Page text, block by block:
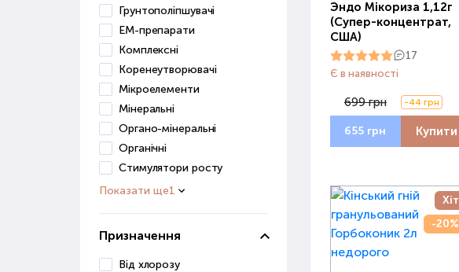
Грунтополіпшувачі
ЕМ-препарати
Комплексні
Коренеутворювачі
Мікроелементи
Мінеральні
Органо-мінеральні
Органічні
Стимулятори росту
Показати ще1
Призначення
Від хлорозу
Эндо Мікориза 1,12г
(Супер-концентрат,
США)
17
Є в наявності
699 грн -44 грн
655 грн Купити
Хіт
-20%